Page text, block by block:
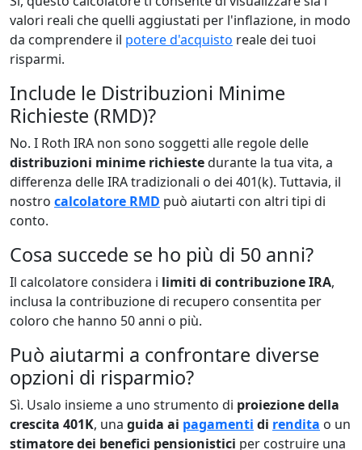
valori reali che quelli aggiustati per l'inflazione, in modo
da comprendere il potere d'acquisto reale dei tuoi
risparmi.
Include le Distribuzioni Minime
Richieste (RMD)?
No. I Roth IRA non sono soggetti alle regole delle
distribuzioni minime richiestedurante la tua vita, a
differenza delle IRA tradizionali o dei 401(k). Tuttavia, il
nostro calcolatore RMD può aiutarti con altri tipi di
conto.
Cosa succede se ho più di 50 anni?
Il calcolatore considera i limiti di contribuzione IRA,
inclusa la contribuzione di recupero consentita per
coloro che hanno 50 anni o più.
Può aiutarmi a confrontare diverse
opzioni di risparmio?
Sì. Usalo insieme a uno strumento di proiezione della
crescita 401K, una guida ai pagamenti di rendita o un
stimatore dei benefici pensionistici per costruire una